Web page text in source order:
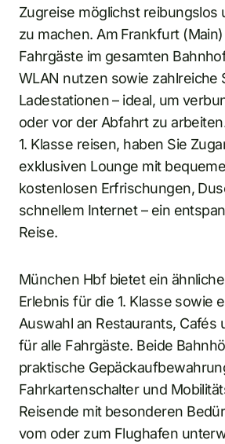
Zugreise möglichst reibungslos
zu machen. Am Frankfurt
Fahrgäste im gesamten
WLAN nutzen sowie zahlreiche
Ladestationen – ideal, um
oder vor der Abfahrt zu
1. Klasse reisen, haben Sie
exklusiven Lounge mit
kostenlosen Erfrischungen,
schnellem Internet – ein
Reise.
München Hbf bietet ein
Erlebnis für die 1. Klasse sowie
Auswahl an Restaurants, Cafés
für alle Fahrgäste. Beide
praktische
Fahrkartenschalter und
Reisende mit besonderen
vom oder zum Flughafen